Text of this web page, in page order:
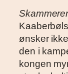
a
t
t
e
r
ønsker
den i
kongen